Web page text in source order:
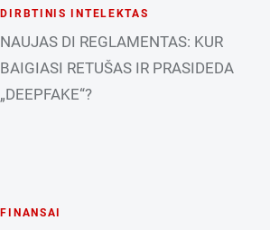
DIRBTINIS INTELEKTAS
NAUJAS DI REGLAMENTAS: KUR
BAIGIASI RETUŠAS IR PRASIDEDA
„DEEPFAKE“?
FINANSAI